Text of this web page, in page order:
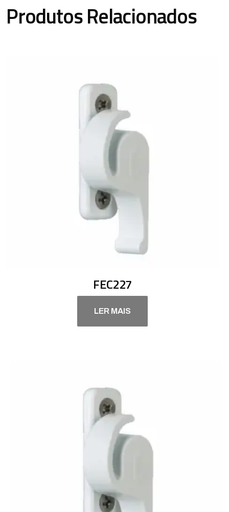
Produtos Relacionados
FEC227
LER MAIS